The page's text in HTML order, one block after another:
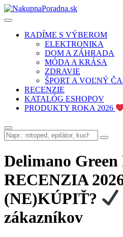
RADÍME S VÝBEROM
ELEKTRONIKA
DOM A ZÁHRADA
MÓDA A KRÁSA
ZDRAVIE
ŠPORT A VOĽNÝ
RECENZIE
KATALÓG ESHOPOV
PRODUKTY ROKA 2026
Delimano Green
RECENZIA
(NE)KÚPIŤ?
zákazníkov